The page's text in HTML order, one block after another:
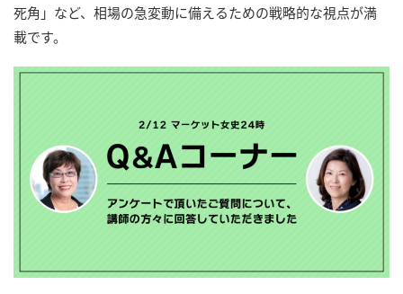
死角」など、相場の急変動に備えるための戦略的な視点が満
載です。